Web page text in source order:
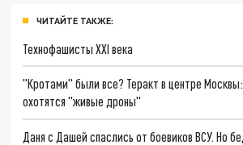
ЧИТАЙТЕ ТАКЖЕ:
Технофашисты XXI века
"Кротами" были все? Теракт в центре
охотятся "живые дроны"
Даня с Дашей спаслись от боевиков ВСУ. Но